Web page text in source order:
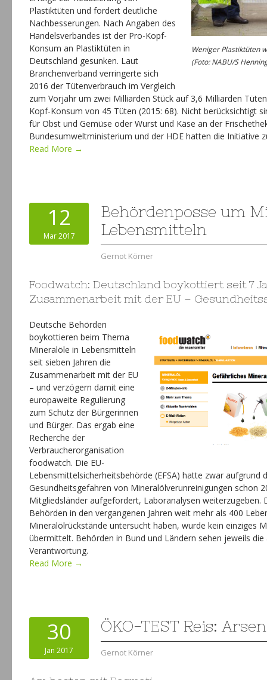
Weniger Plastiktüten
(Foto: NABU/S
Plastiktüten und fordert deutliche
Nachbesserungen. Nach Angaben des
Handelsverbandes ist der Pro-Kopf-
Konsum an Plastiktüten in
Deutschland gesunken. Laut
Branchenverband verringerte sich
2016 der Tütenverbrauch im Vergleich
zum Vorjahr um zwei Milliarden Stück auf 3,6 Milliarden
Kopf-Konsum von 45 Tüten (2015: 68). Nicht berücksichtigt
für Obst und Gemüse oder Wurst und Käse an der
Bundesumweltministerium und der HDE hatten die Initiative
Read More →
12
Mar 2017
Behördenposse um
Lebensmitteln
Gernot Körner
Foodwatch: Deutschland boykottiert seit 7
Zusammenarbeit mit der EU –
Deutsche Behörden
boykottieren beim Thema
Mineralöle in Lebensmitteln
seit sieben Jahren die
Zusammenarbeit mit der EU
– und verzögern damit eine
europaweite Regulierung
zum Schutz der Bürgerinnen
und Bürger. Das ergab eine
Recherche der
Verbraucherorganisation
foodwatch. Die EU-
Lebensmittelsicherheitsbehörde (EFSA) hatte zwar aufgrund
Gesundheitsgefahren von Mineralölverunreinigungen schon
Mitgliedsländer aufgefordert, Laboranalysen weiterzugeben.
Behörden in den vergangenen Jahren weit mehr als 400
Mineralölrückstände untersucht haben, wurde kein einziges
übermittelt. Behörden in Bund und Ländern sehen jeweils die
Verantwortung.
Read More →
30
Jan 2017
ÖKO-TEST Reis:
Gernot Körner